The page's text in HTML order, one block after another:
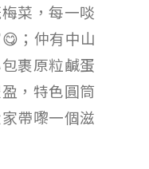
菜，每一啖
；仲有中山
裹原粒鹹蛋
，特色圓筒
帶嚟一個滋